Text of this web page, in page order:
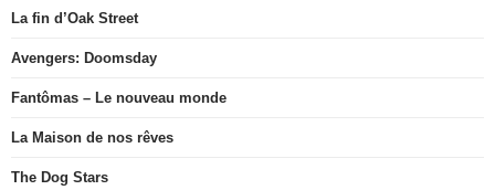
La fin d’Oak Street
Avengers: Doomsday
Fantômas – Le nouveau monde
La Maison de nos rêves
The Dog Stars